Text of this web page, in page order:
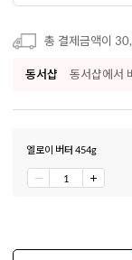
총 결제금액이
동서샵 동서샵에서
엘로이 버터 454g